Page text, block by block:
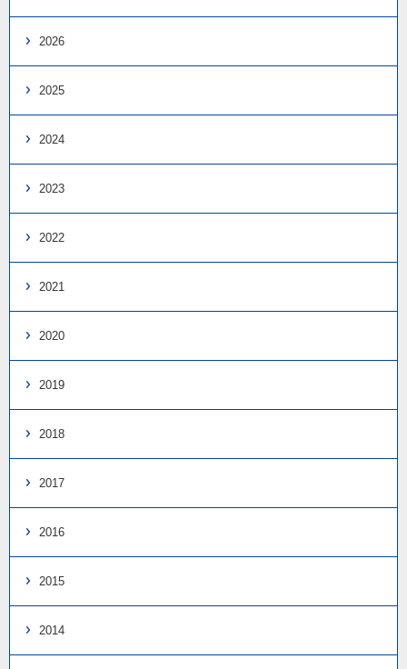
2026
2025
2024
2023
2022
2021
2020
2019
2018
2017
2016
2015
2014